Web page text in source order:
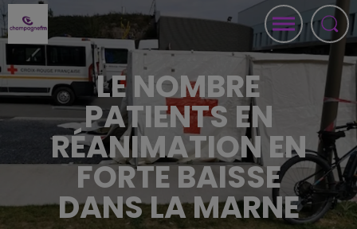
LE NOMBRE
PATIENTS EN
RÉANIMATION EN
FORTE BAISSE
DANS LA MARNE